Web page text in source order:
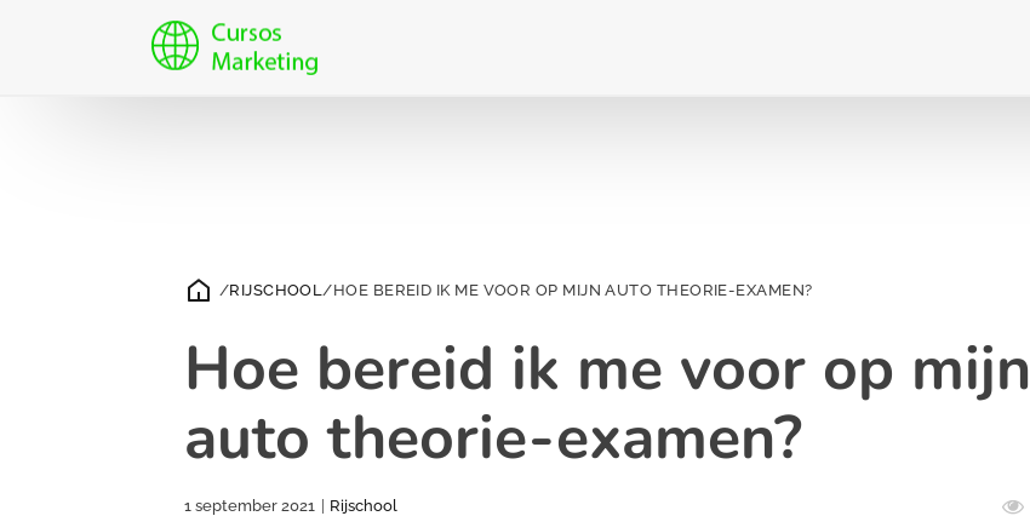
/RIJSCHOOL/HOE BEREID IK ME VOOR OP MIJN AUTO THEORIE-EXAMEN?
Hoe bereid ik me voor op mijn
auto theorie-examen?
1 september 2021 | Rijschool